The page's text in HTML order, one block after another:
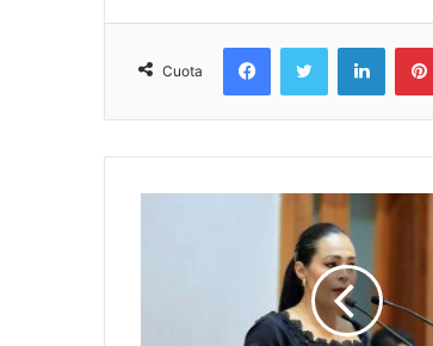
Cuota
FacebookTwitter